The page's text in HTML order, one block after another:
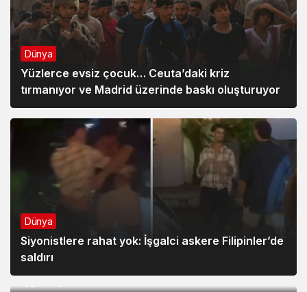
Dünya
Yüzlerce evsiz çocuk… Ceuta’daki kriz
tırmanıyor ve Madrid üzerinde baskı oluşturuyor
Dünya
Siyonistlere rahat yok: İşgalci askere Filipinler’de
saldırı
Dünya
Lübnan’ın güneyinde iki işgalci geberdi, yedi